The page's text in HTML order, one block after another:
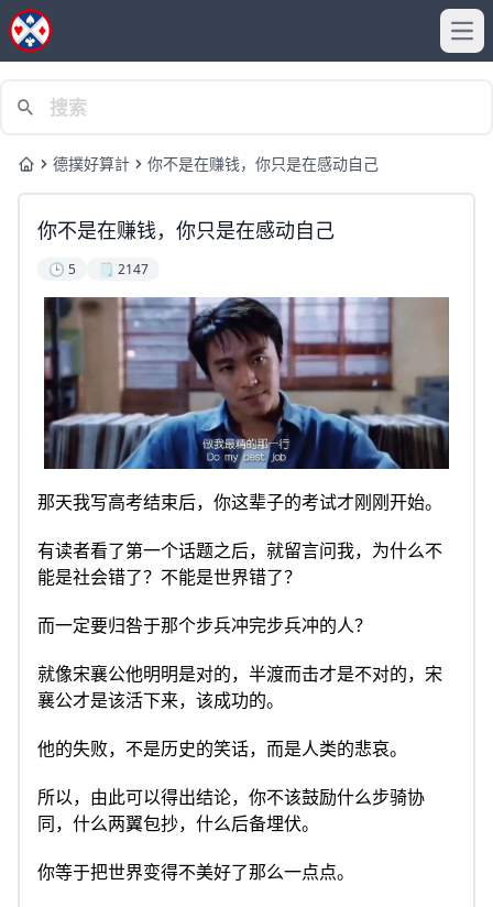
Home德撲好算計 你不是在赚钱，你只是在感动自己
你不是在赚钱，你只是在感动自己
🕒 5 🗒️ 2147
那天我写高考结束后，你这辈子的考试才刚刚开始。
有读者看了第一个话题之后，就留言问我，为什么不
能是社会错了？不能是世界错了？
而一定要归咎于那个步兵冲完步兵冲的人？
就像宋襄公他明明是对的，半渡而击才是不对的，宋
襄公才是该活下来，该成功的。
他的失败，不是历史的笑话，而是人类的悲哀。
所以，由此可以得出结论，你不该鼓励什么步骑协
同，什么两翼包抄，什么后备埋伏。
你等于把世界变得不美好了那么一点点。